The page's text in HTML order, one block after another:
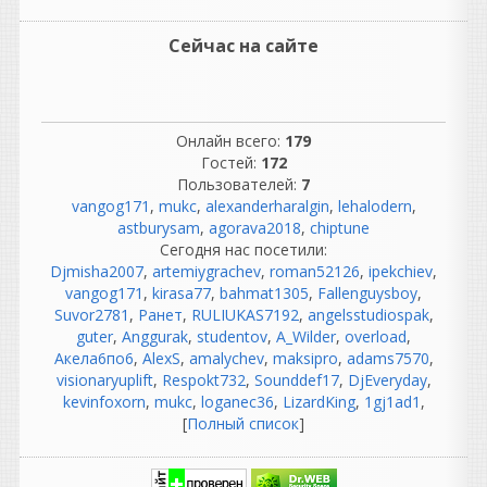
бороться с шумом пленки;
если ошибся при записи —
То есть работы было не
меньше, просто она была
Подключил проводочки,
заправил ленточку, прогрел
лампочку...
Это романтичная картина,
но в профессиональных
студиях все было гораздо
сложнее.
Там были:
огромные аналоговые
консоли;
километры кабелей;
компрессоры, эквалайзеры;
синхронизация
Сейчас на сайте
Онлайн всего: 179
Гостей: 172
Пользователей: 7
vangog171 , mukc, alexanderharalgin, lehalodern,
astburysam, agorava2018, chiptune
Сегодня нас посетили:
Djmisha2007, artemiygrachev, roman52126, ipekchiev,
vangog171 , kirasa77, bahmat1305, Fallenguysboy,
Suvor2781 , Ранет, RULIUKAS7192, angelsstudiospak,
guter, Anggurak, studentov, A_Wilder, overload,
Акела6по6, AlexS, amalychev, maksipro, adams7570,
visionaryuplift, Respokt732, Sounddef17, DjEveryday,
kevinfoxorn, mukc, loganec36, LizardKing, 1gj1ad1 ,
[Полный список]